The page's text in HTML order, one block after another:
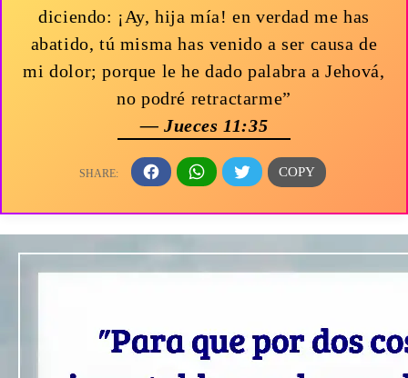
diciendo: ¡Ay, hija mía! en verdad me has
abatido, tú misma has venido a ser causa de
mi dolor; porque le he dado palabra a Jehová,
no podré retractarme”
— Jueces 11:35